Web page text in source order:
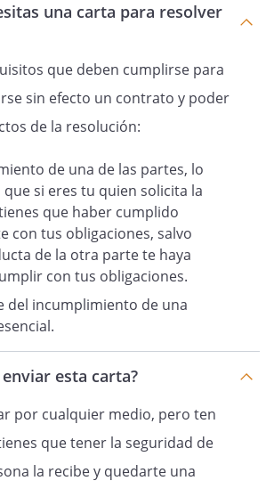
una carta para resolver
que deben cumplirse para
sin efecto un contrato y poder
de la resolución:
de una de las partes, lo
si eres tu quien solicita la
que haber cumplido
con tus obligaciones, salvo
de la otra parte te haya
con tus obligaciones.
del incumplimiento de una
esta carta?
por cualquier medio, pero ten
que tener la seguridad de
la recibe y quedarte una